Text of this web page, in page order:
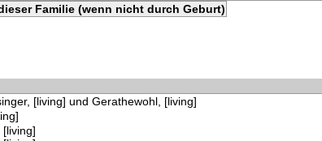
Familie (wenn nicht durch Geburt)
[living] und Gerathewohl, [living]
[living]